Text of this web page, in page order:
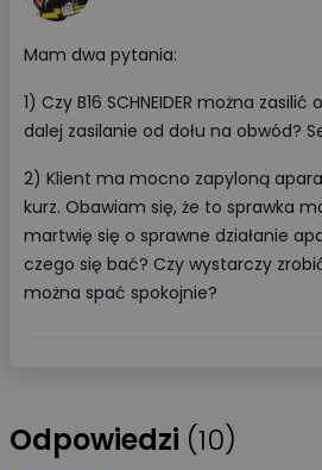
Mam dwa pytania:
1) Czy B16 SCHNEIDER można
dalej zasilanie od dołu na obwód?
2) Klient ma mocno zapyloną
kurz. Obawiam się, że to sprawka
martwię się o sprawne działanie
czego się bać? Czy wystarczy
można spać spokojnie?
Odpowiedzi (10)